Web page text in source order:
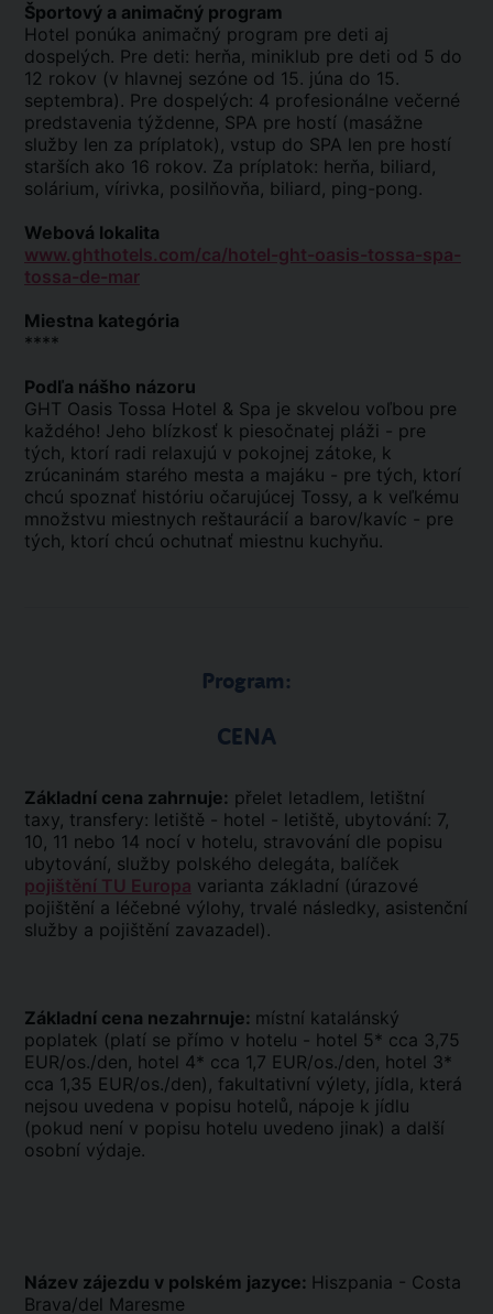
Športový a animačný program
Hotel ponúka animačný program pre deti aj
dospelých. Pre deti: herňa, miniklub pre deti od 5 do
12 rokov (v hlavnej sezóne od 15. júna do 15.
septembra). Pre dospelých: 4 profesionálne večerné
predstavenia týždenne, SPA pre hostí (masážne
služby len za príplatok), vstup do SPA len pre hostí
starších ako 16 rokov. Za príplatok: herňa, biliard,
solárium, vírivka, posilňovňa, biliard, ping-pong.
Webová lokalita
www.ghthotels.com/ca/hotel-ght-oasis-tossa-spa-
tossa-de-mar
Miestna kategória
****
Podľa nášho názoru
GHT Oasis Tossa Hotel & Spa je skvelou voľbou pre
každého! Jeho blízkosť k piesočnatej pláži - pre
tých, ktorí radi relaxujú v pokojnej zátoke, k
zrúcaninám starého mesta a majáku - pre tých, ktorí
chcú spoznať históriu očarujúcej Tossy, a k veľkému
množstvu miestnych reštaurácií a barov/kavíc - pre
tých, ktorí chcú ochutnať miestnu kuchyňu.
Program:
CENA
Základní cena zahrnuje: přelet letadlem, letištní
taxy, transfery: letiště - hotel - letiště, ubytování: 7,
10, 11 nebo 14 nocí v hotelu, stravování dle popisu
ubytování, služby polského delegáta, balíček
pojištění TU Europa varianta základní (úrazové
pojištění a léčebné výlohy, trvalé následky, asistenční
služby a pojištění zavazadel).
Základní cena nezahrnuje: místní katalánský
poplatek (platí se přímo v hotelu - hotel 5* cca 3,75
EUR/os./den, hotel 4* cca 1,7 EUR/os./den, hotel 3*
cca 1,35 EUR/os./den), fakultativní výlety, jídla, která
nejsou uvedena v popisu hotelů, nápoje k jídlu
(pokud není v popisu hotelu uvedeno jinak) a další
osobní výdaje.
Název zájezdu v polském jazyce: Hiszpania - Costa
Brava/del Maresme